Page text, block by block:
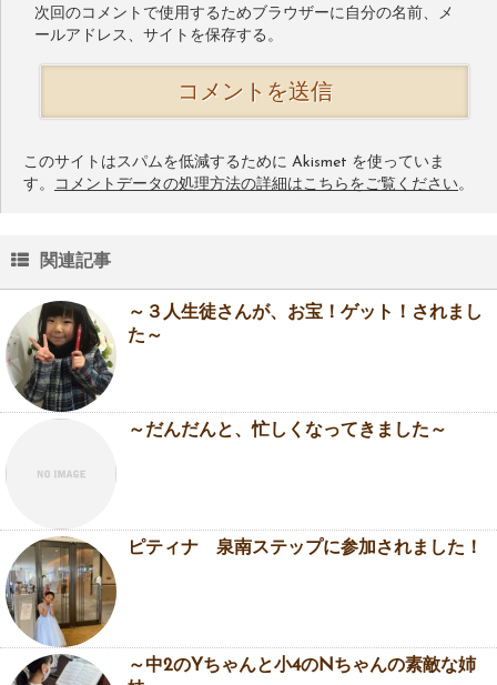
次回のコメントで使用するためブラウザーに自分の名前、メ
ールアドレス、サイトを保存する。
このサイトはスパムを低減するために Akismet を使っていま
す。
コメントデータの処理方法の詳細はこちらをご覧ください。
関連記事
～３人生徒さんが、お宝！ゲット！されまし
た～
～だんだんと、忙しくなってきました～
ピティナ 泉南ステップに参加されました！
～中2のYちゃんと小4のNちゃんの素敵な姉